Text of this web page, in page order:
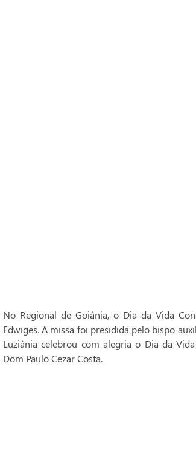
No Regional de Goiânia, o Dia da Vida
Edwiges. A missa foi presidida pelo bispo
Luziânia celebrou com alegria o Dia da
Dom Paulo Cezar Costa.